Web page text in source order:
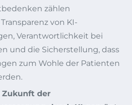
zählen
von KI-
Verantwortlichkeit bei
und die Sicherstellung, dass
zum Wohle der Patienten
der